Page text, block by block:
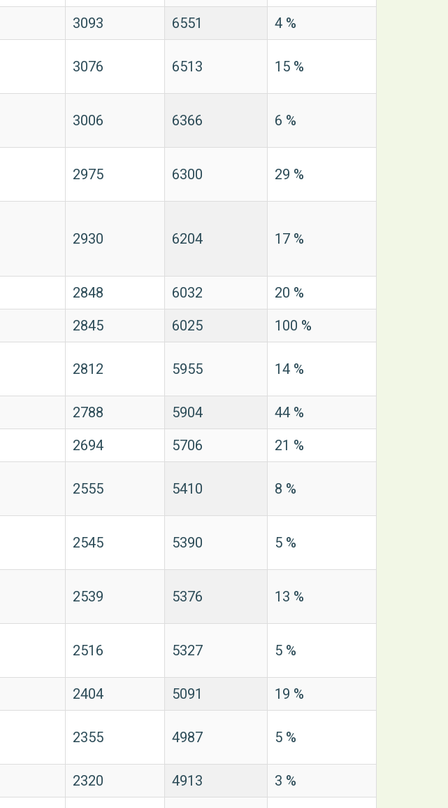
3093 6551
4 %
3076 6513 15 %
3006 6366 6 %
2975 6300 29 %
2930 6204 17 %
2848 6032
20 %
2845 6025
100 %
2812 5955 14 %
2788 5904
44 %
2694 5706
21 %
2555 5410 8 %
2545 5390 5 %
2539 5376 13 %
2516 5327 5 %
2404 5091
19 %
2355 4987 5 %
2320 4913
3 %